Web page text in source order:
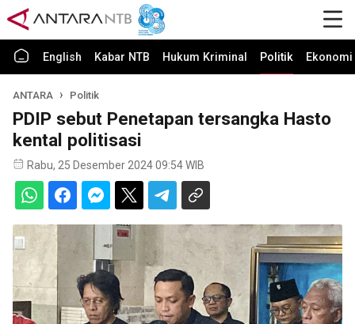
English Kabar NTB Hukum Kriminal Politik
ANTARA Politik
PDIP sebut Penetapan tersangka Hasto
kental politisasi
Rabu, 25 Desember 2024 09:54 WIB